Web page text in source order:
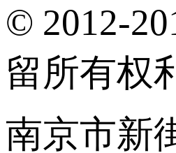
© 2012-
留所有权
南京市新